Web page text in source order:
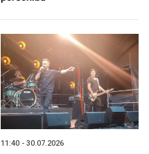
11:40 - 30.07.2026